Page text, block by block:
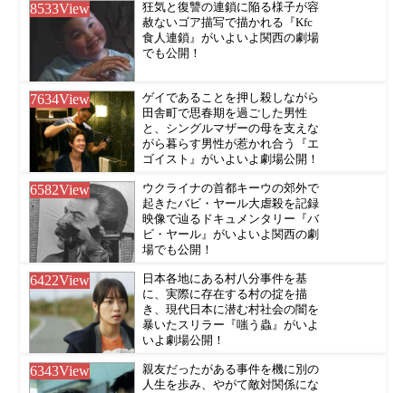
8533View
狂気と復讐の連鎖に陥る様子が容
赦ないゴア描写で描かれる『Kfc
食人連鎖』がいよいよ関西の劇場
でも公開！
7634View
ゲイであることを押し殺しながら
田舎町で思春期を過ごした男性
と、シングルマザーの母を支えな
がら暮らす男性が惹かれ合う『エ
ゴイスト』がいよいよ劇場公開！
6582View
ウクライナの首都キーウの郊外で
起きたバビ・ヤール大虐殺を記録
映像で辿るドキュメンタリー『バ
ビ・ヤール』がいよいよ関西の劇
場でも公開！
6422View
日本各地にある村八分事件を基
に、実際に存在する村の掟を描
き、現代日本に潜む村社会の闇を
暴いたスリラー『嗤う蟲』がいよ
いよ劇場公開！
6343View
親友だったがある事件を機に別の
人生を歩み、やがて敵対関係にな